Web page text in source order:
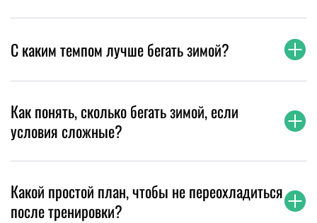
С каким темпом лучше бегать зимой?
Как понять, сколько бегать зимой, если
условия сложные?
Какой простой план, чтобы не переохладиться
после тренировки?